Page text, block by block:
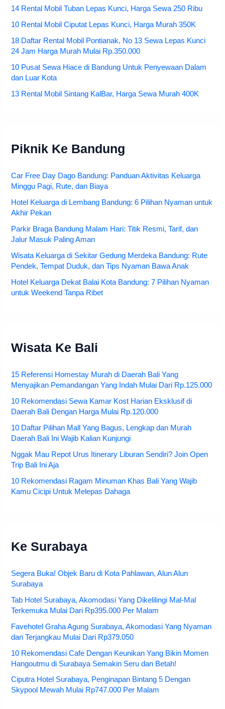
14 Rental Mobil Tuban Lepas Kunci, Harga Sewa 250 Ribu
10 Rental Mobil Ciputat Lepas Kunci, Harga Murah 350K
18 Daftar Rental Mobil Pontianak, No 13 Sewa Lepas Kunci
24 Jam Harga Murah Mulai Rp.350.000
10 Pusat Sewa Hiace di Bandung Untuk Penyewaan Dalam
dan Luar Kota
13 Rental Mobil Sintang KalBar, Harga Sewa Murah 400K
Piknik Ke Bandung
Car Free Day Dago Bandung: Panduan Aktivitas Keluarga
Minggu Pagi, Rute, dan Biaya
Hotel Keluarga di Lembang Bandung: 6 Pilihan Nyaman untuk
Akhir Pekan
Parkir Braga Bandung Malam Hari: Titik Resmi, Tarif, dan
Jalur Masuk Paling Aman
Wisata Keluarga di Sekitar Gedung Merdeka Bandung: Rute
Pendek, Tempat Duduk, dan Tips Nyaman Bawa Anak
Hotel Keluarga Dekat Balai Kota Bandung: 7 Pilihan Nyaman
untuk Weekend Tanpa Ribet
Wisata Ke Bali
15 Referensi Homestay Murah di Daerah Bali Yang
Menyajikan Pemandangan Yang Indah Mulai Dari Rp.125.000
10 Rekomendasi Sewa Kamar Kost Harian Eksklusif di
Daerah Bali Dengan Harga Mulai Rp.120.000
10 Daftar Pilihan Mall Yang Bagus, Lengkap dan Murah
Daerah Bali Ini Wajib Kalian Kunjungi
Nggak Mau Repot Urus Itinerary Liburan Sendiri? Join Open
Trip Bali Ini Aja
10 Rekomendasi Ragam Minuman Khas Bali Yang Wajib
Kamu Cicipi Untuk Melepas Dahaga
Ke Surabaya
Segera Buka! Objek Baru di Kota Pahlawan, Alun Alun
Surabaya
Tab Hotel Surabaya, Akomodasi Yang Dikelilingi Mal-Mal
Terkemuka Mulai Dari Rp395.000 Per Malam
Favehotel Graha Agung Surabaya, Akomodasi Yang Nyaman
dan Terjangkau Mulai Dari Rp379.050
10 Rekomendasi Cafe Dengan Keunikan Yang Bikin Momen
Hangoutmu di Surabaya Semakin Seru dan Betah!
Ciputra Hotel Surabaya, Penginapan Bintang 5 Dengan
Skypool Mewah Mulai Rp747.000 Per Malam